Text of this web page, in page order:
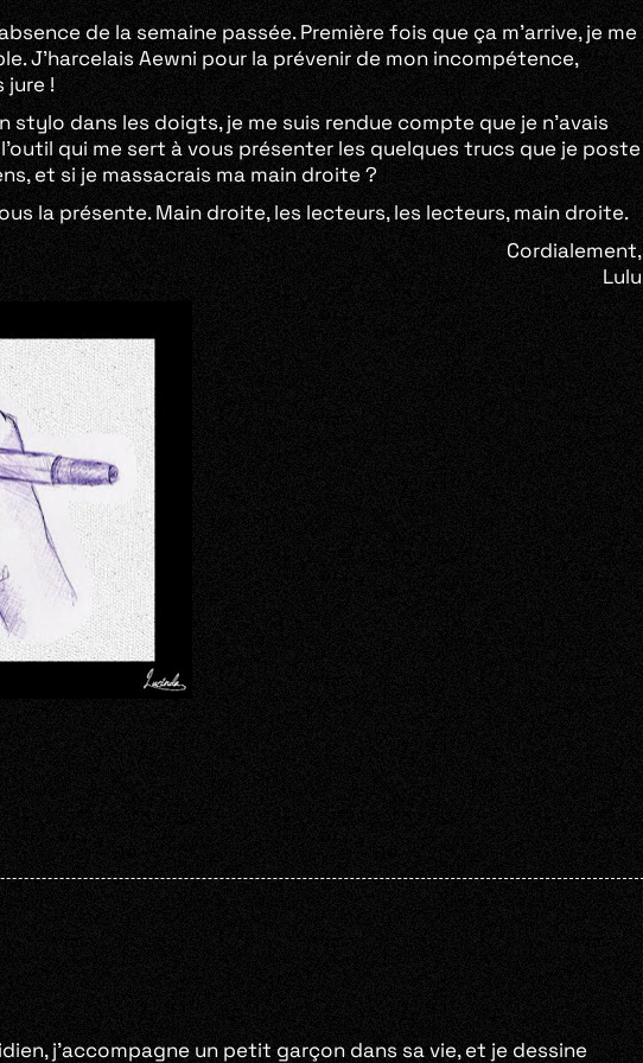
de la semaine passée. Première fois que ça m’arrive, je me
J’harcelais Aewni pour la prévenir de mon incompétence,
jure !
stylo dans les doigts, je me suis rendue compte que je n’avais
qui me sert à vous présenter les quelques trucs que je poste
et si je massacrais ma main droite ?
la présente. Main droite, les lecteurs, les lecteurs, main droite.
Cordialement,
Lulu
j’accompagne un petit garçon dans sa vie, et je dessine